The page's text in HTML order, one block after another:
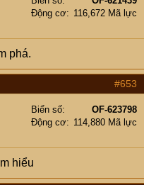
Động cơ
116,672 Mã lực
phá.
#653
Biển số
OF-623798
Động cơ
114,880 Mã lực
hiểu